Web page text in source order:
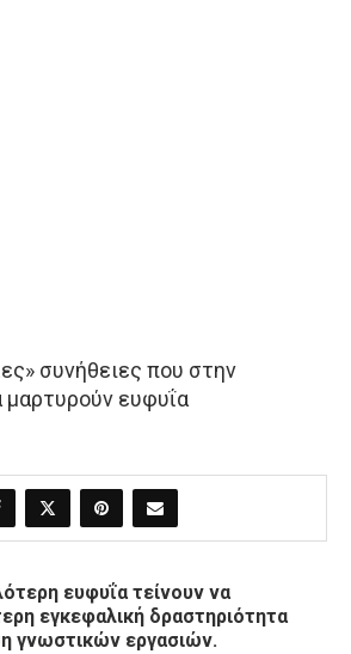
συνήθειες που στην
μαρτυρούν ευφυΐα
ευφυΐα τείνουν να
εγκεφαλική δραστηριότητα
γνωστικών εργασιών.